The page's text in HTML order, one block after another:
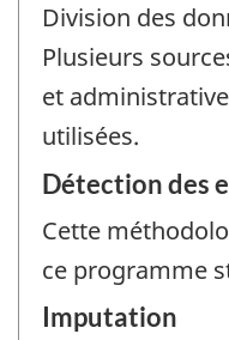
Division des
Plusieurs
et
utilisées.
Détection des
Cette
ce programme
Imputation